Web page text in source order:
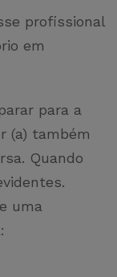
profissional
em
para a
(a) também
Quando
uma